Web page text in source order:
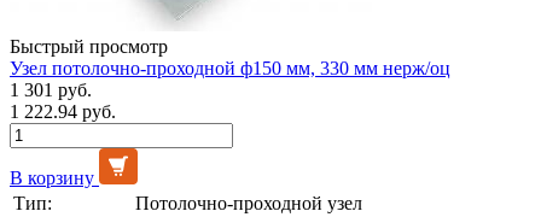
Быстрый просмотр
Узел потолочно-проходной ф150 мм, 330 мм нерж/оц
1 301 руб.
1 222.94 руб.
В корзину
Тип:
Потолочно-проходной узел